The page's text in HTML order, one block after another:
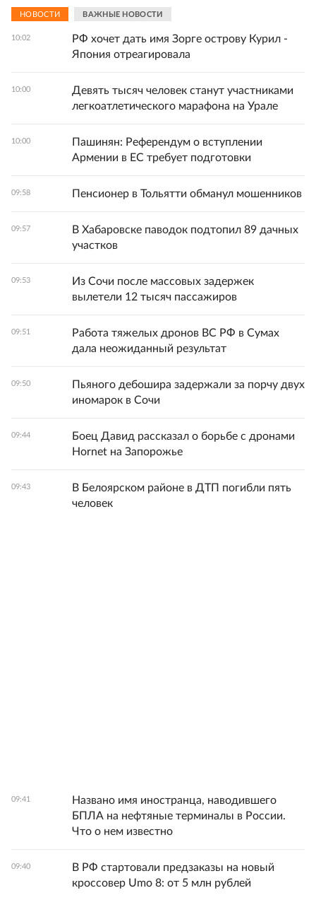
НОВОСТИ ВАЖНЫЕ НОВОСТИ
10:02
РФ хочет дать имя Зорге острову Курил -
Япония отреагировала
10:00
Девять тысяч человек станут участниками
легкоатлетического марафона на Урале
10:00
Пашинян: Референдум о вступлении
Армении в ЕС требует подготовки
09:58 Пенсионер в Тольятти обманул мошенников
09:57
В Хабаровске паводок подтопил 89 дачных
участков
09:53
Из Сочи после массовых задержек
вылетели 12 тысяч пассажиров
09:51
Работа тяжелых дронов ВС РФ в Сумах
дала неожиданный результат
09:50
Пьяного дебошира задержали за порчу двух
иномарок в Сочи
09:44
Боец Давид рассказал о борьбе с дронами
Hornet на Запорожье
09:43
В Белоярском районе в ДТП погибли пять
человек
09:41
Названо имя иностранца, наводившего
БПЛА на нефтяные терминалы в России.
Что о нем известно
09:40
В РФ стартовали предзаказы на новый
кроссовер Umo 8: от 5 млн рублей